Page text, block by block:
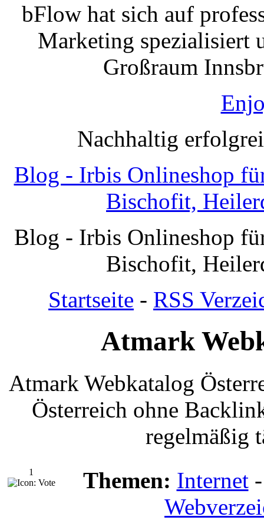
bFlow hat sich auf
Marketing spezialisiert
Großraum
Nachhaltig
Blog - Irbis Onlineshop
Bischofit,
Blog - Irbis Onlineshop
Bischofit,
Startseite - RSS
Atmark
Atmark Webkatalog
Österreich ohne
regelmäßig
1 Themen: Internet